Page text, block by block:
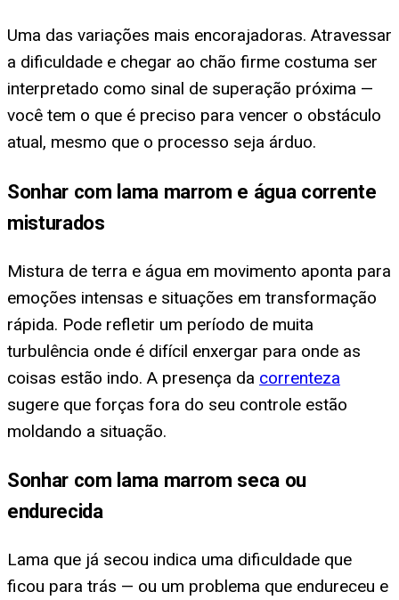
Uma das variações mais encorajadoras. Atravessar
a dificuldade e chegar ao chão firme costuma ser
interpretado como sinal de superação próxima —
você tem o que é preciso para vencer o obstáculo
atual, mesmo que o processo seja árduo.
Sonhar com lama marrom e água corrente
misturados
Mistura de terra e água em movimento aponta para
emoções intensas e situações em transformação
rápida. Pode refletir um período de muita
turbulência onde é difícil enxergar para onde as
coisas estão indo. A presença da correnteza
sugere que forças fora do seu controle estão
moldando a situação.
Sonhar com lama marrom seca ou
endurecida
Lama que já secou indica uma dificuldade que
ficou para trás — ou um problema que endureceu e